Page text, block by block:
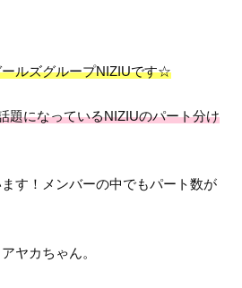
ルズグループNIZIUです☆
題になっているNIZIUのパート分け
す！メンバーの中でもパート数が
ヤカちゃん。